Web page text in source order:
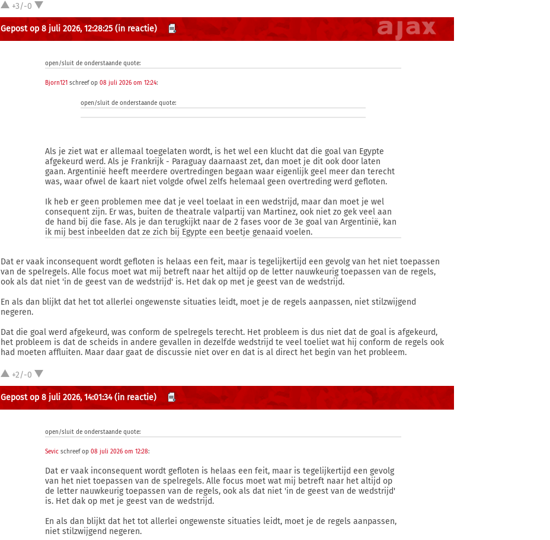
+3/-0
Gepost op 8 juli 2026, 12:28:25 (in reactie)
open/sluit de onderstaande quote:
Bjorn121 schreef op08 juli 2026 om 12:24:
open/sluit de onderstaande quote:
Als je ziet wat er allemaal toegelaten wordt, is het wel een klucht dat die goal van Egypte
afgekeurd werd. Als je Frankrijk - Paraguay daarnaast zet, dan moet je dit ook door laten
gaan. Argentinië heeft meerdere overtredingen begaan waar eigenlijk geel meer dan terecht
was, waar ofwel de kaart niet volgde ofwel zelfs helemaal geen overtreding werd gefloten.
Ik heb er geen problemen mee dat je veel toelaat in een wedstrijd, maar dan moet je wel
consequent zijn. Er was, buiten de theatrale valpartij van Martinez, ook niet zo gek veel aan
de hand bij die fase. Als je dan terugkijkt naar de 2 fases voor de 3e goal van Argentinië, kan
ik mij best inbeelden dat ze zich bij Egypte een beetje genaaid voelen.
Dat er vaak inconsequent wordt gefloten is helaas een feit, maar is tegelijkertijd een gevolg van het niet toepassen
van de spelregels. Alle focus moet wat mij betreft naar het altijd op de letter nauwkeurig toepassen van de regels,
ook als dat niet 'in de geest van de wedstrijd' is. Het dak op met je geest van de wedstrijd.
En als dan blijkt dat het tot allerlei ongewenste situaties leidt, moet je de regels aanpassen, niet stilzwijgend
negeren.
Dat die goal werd afgekeurd, was conform de spelregels terecht. Het probleem is dus niet dat de goal is afgekeurd,
het probleem is dat de scheids in andere gevallen in dezelfde wedstrijd te veel toeliet wat hij conform de regels ook
had moeten affluiten. Maar daar gaat de discussie niet over en dat is al direct het begin van het probleem.
+2/-0
Gepost op 8 juli 2026, 14:01:34 (in reactie)
open/sluit de onderstaande quote:
Sevic schreef op08 juli 2026 om 12:28:
Dat er vaak inconsequent wordt gefloten is helaas een feit, maar is tegelijkertijd een gevolg
van het niet toepassen van de spelregels. Alle focus moet wat mij betreft naar het altijd op
de letter nauwkeurig toepassen van de regels, ook als dat niet 'in de geest van de wedstrijd'
is. Het dak op met je geest van de wedstrijd.
En als dan blijkt dat het tot allerlei ongewenste situaties leidt, moet je de regels aanpassen,
niet stilzwijgend negeren.